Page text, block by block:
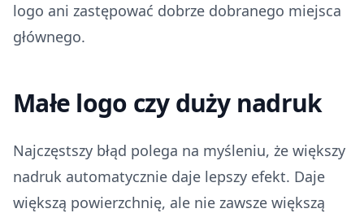
logo ani zastępować dobrze dobranego miejsca
głównego.
Małe logo czy duży nadruk
Najczęstszy błąd polega na myśleniu, że większy
nadruk automatycznie daje lepszy efekt. Daje
większą powierzchnię, ale nie zawsze większą